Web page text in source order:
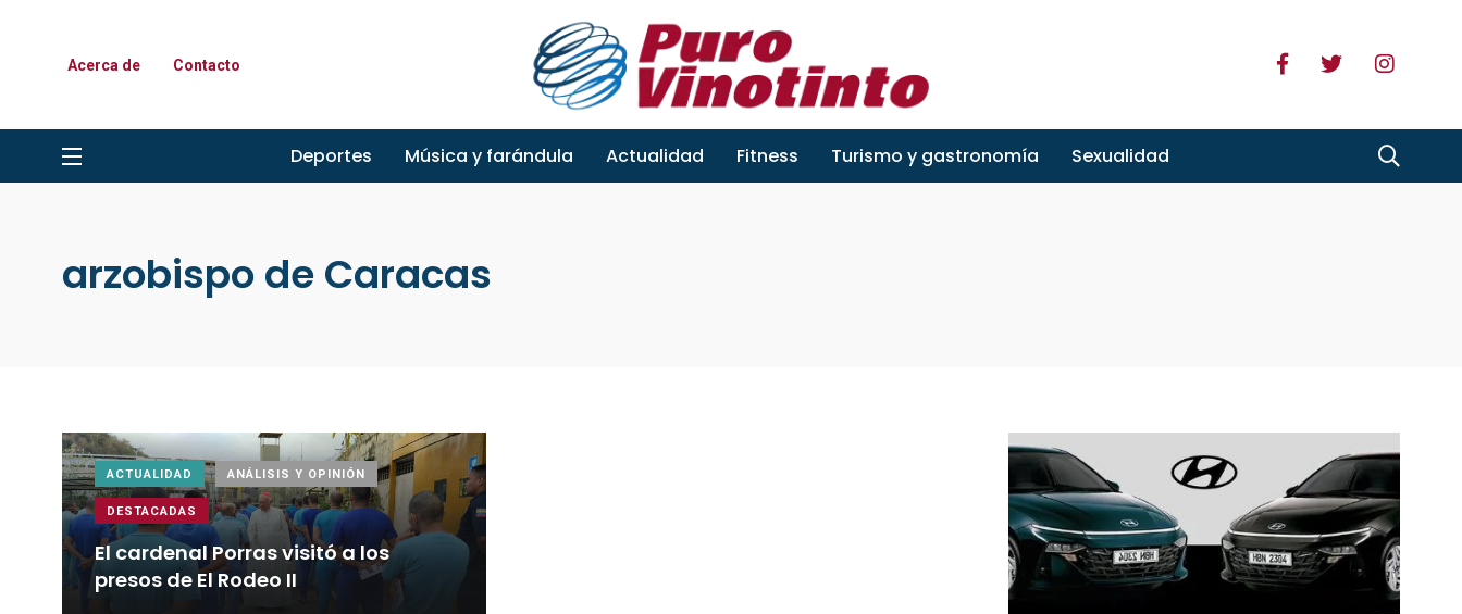
Acerca de Contacto
Deportes Música y farándula Actualidad Fitness Turismo y gastronomía Sexualidad
arzobispo de Caracas
ACTUALIDAD ANÁLISIS Y OPINIÓN
DESTACADAS
El cardenal Porras visitó a los
presos de El Rodeo II